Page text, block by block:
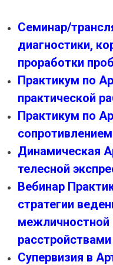
Семинар/
диагностики,
проработки
Практикум по
практической
Практикум по
Динамическая
телесной
Вебинар
стратегии
межличностной
Супервизия в